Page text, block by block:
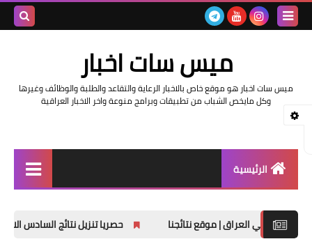
ميس سات اخبار
ميس سات اخبار هو موقع خاص بالاخبار الرعاية والتقاعد والطلبة والوظائف وغيرها
وكل مايخص الشباب من تطبيقات وبرامج منوعة واخر الاخبار العراقية
الرئيسية
اخبار وزارة التربية والتعليم
حصريا تنزيل نتائج السادس الابتدائي الدور الثاني 2025